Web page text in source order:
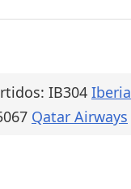
IB304 Iberia
Qatar Airways